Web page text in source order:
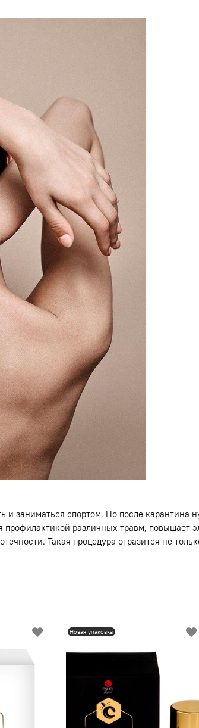
и заниматься спортом. Но после карантина
различных травм, повышает
Такая процедура отразится не
Новая упаковка